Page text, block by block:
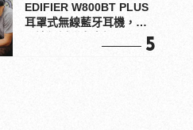
EDIFIER W800BT PLUS
耳罩式無線藍牙耳機，在
5